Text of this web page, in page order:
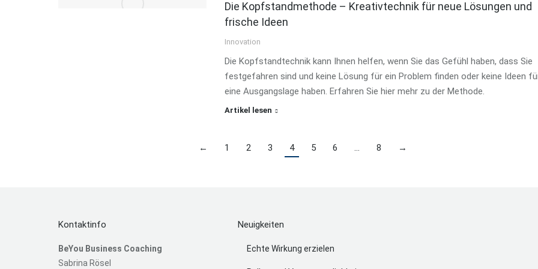
Die Kopfstandmethode – Kreativtechnik für neue Lösungen und
frische Ideen
Innovation
Die Kopfstandtechnik kann Ihnen helfen, wenn Sie das Gefühl haben, dass Sie
festgefahren sind und keine Lösung für ein Problem finden oder keine Ideen
eine Ausgangslage haben. Erfahren Sie hier mehr zu der Methode.
Artikel lesen
← 1 2 3 4 5 6 … 8 →
Kontaktinfo
BeYou Business Coaching
Sabrina Rösel
Neuigkeiten
Echte Wirkung erzielen